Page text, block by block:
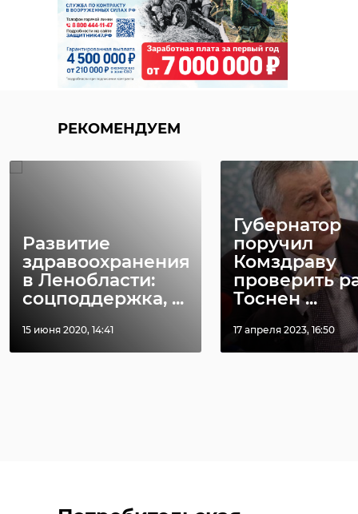
РЕКОМЕНДУЕМ
Развитие
здравоохранения
в Ленобласти:
соцподдержка, ...
15 июня 2020, 14:41
Губернатор
поручил
Комздраву
проверить
Тоснен ...
17 апреля 2023, 16:50